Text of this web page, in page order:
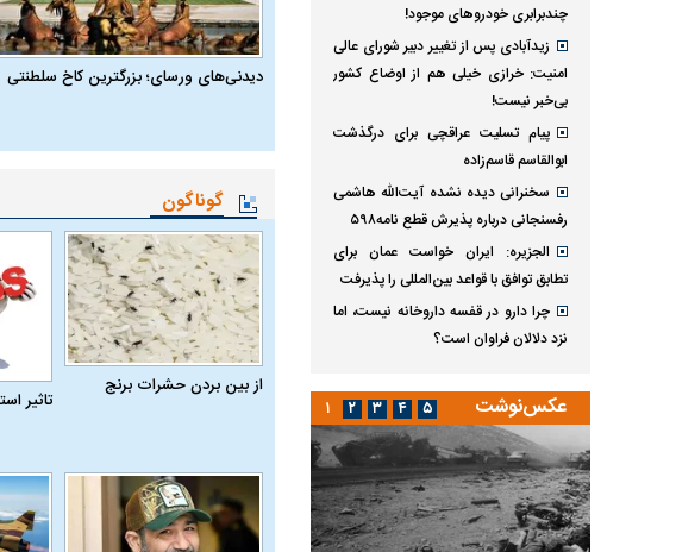
دیدنی‌های ورسای؛ بزرگترین کاخ سلطنتی
گوناگون
از بین بردن حشرات برنج
تاثیر
چندبرابری خودروهای موجود!
زیدآبادی پس از تغییر دبیر شورای عالی
امنیت: خرازی خیلی هم از اوضاع کشور
بی‌خبر نیست!
پیام تسلیت عراقچی برای درگذشت
ابوالقاسم قاسم‌زاده
سخنرانی دیده نشده آیت‌الله هاشمی
رفسنجانی درباره پذیرش قطع نامه۵۹۸
الجزیره: ایران خواست عمان برای
تطابق توافق با قواعد بین‌المللی را پذیرفت
چرا دارو در قفسه داروخانه نیست، اما
نزد دلالان فراوان است؟
عکس‌نوشت ۱ ۲ ۳ ۴ ۵